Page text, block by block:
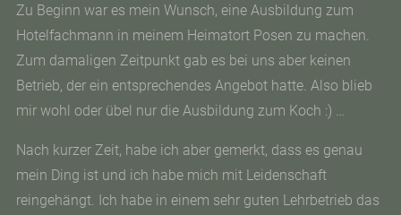
Zu Beginn war es mein Wunsch, eine Ausbildung zum
Hotelfachmann in meinem Heimatort Posen zu machen.
Zum damaligen Zeitpunkt gab es bei uns aber keinen
Betrieb, der ein entsprechendes Angebot hatte. Also blieb
mir wohl oder übel nur die Ausbildung zum Koch :) …
Nach kurzer Zeit, habe ich aber gemerkt, dass es genau
mein Ding ist und ich habe mich mit Leidenschaft
reingehängt. Ich habe in einem sehr guten Lehrbetrieb das